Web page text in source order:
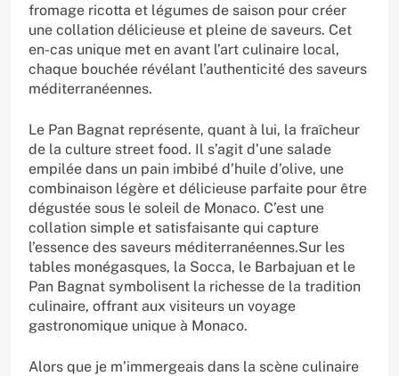
fromage ricotta et légumes de saison pour créer
une collation délicieuse et pleine de saveurs. Cet
en-cas unique met en avant l’art culinaire local,
chaque bouchée révélant l’authenticité des saveurs
méditerranéennes.
Le Pan Bagnat représente, quant à lui, la fraîcheur
de la culture street food. Il s’agit d’une salade
empilée dans un pain imbibé d’huile d’olive, une
combinaison légère et délicieuse parfaite pour être
dégustée sous le soleil de Monaco. C’est une
collation simple et satisfaisante qui capture
l’essence des saveurs méditerranéennes.Sur les
tables monégasques, la Socca, le Barbajuan et le
Pan Bagnat symbolisent la richesse de la tradition
culinaire, offrant aux visiteurs un voyage
gastronomique unique à Monaco.
Alors que je m’immergeais dans la scène culinaire